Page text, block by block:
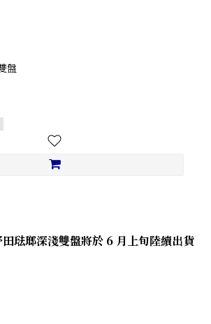
盤
琺瑯深淺雙盤將於 6 月上旬陸續出貨